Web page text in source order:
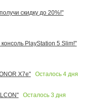
скидку до 20%!"
PlayStation 5 Slim!"
X7e"
Осталось 4 дня
Осталось 3 дня